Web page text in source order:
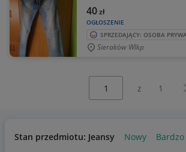
OGŁOSZENIE
40zł
SPRZEDAJĄCY: OSOBA
Sierakòw Wlkp
z 1
Stan przedmiotu: Jeansy Nowy